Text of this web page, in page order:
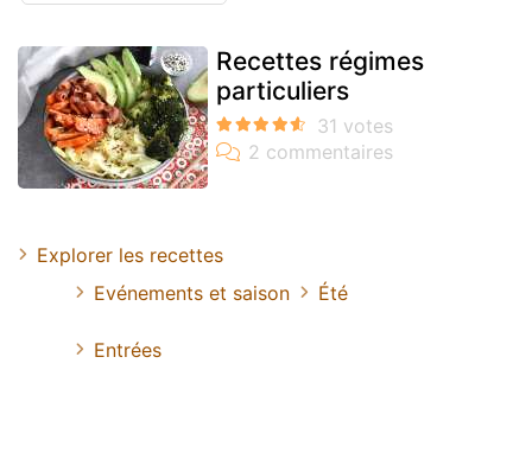
Recettes régimes
particuliers
Explorer les recettes
Evénements et saison
Été
Entrées